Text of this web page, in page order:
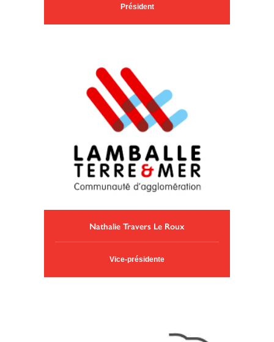
Président
Nathalie Travers Le Roux
Vice-présidente